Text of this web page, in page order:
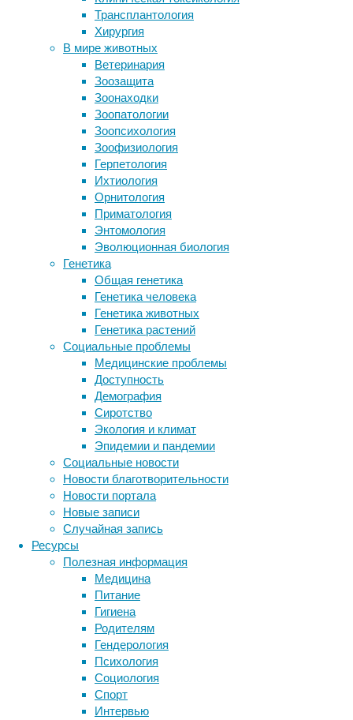
Трансплантология
Хирургия
В мире животных
Ветеринария
Зоозащита
Зоонаходки
Зоопатологии
Зоопсихология
Зоофизиология
Герпетология
Ихтиология
Орнитология
Приматология
Энтомология
Эволюционная биология
Генетика
Общая генетика
Генетика человека
Генетика животных
Генетика растений
Социальные проблемы
Медицинские проблемы
Доступность
Демография
Сиротство
Экология и климат
Эпидемии и пандемии
Социальные новости
Новости благотворительности
Новости портала
Новые записи
Случайная запись
Ресурсы
Полезная информация
Медицина
Питание
Гигиена
Родителям
Гендерология
Психология
Социология
Спорт
Интервью
20/09/2022
диабет,
медицина,
питание,
продукты,
эндокринология
Исследование
китайских
ученых,
проведенное
на
выборке
участием
более
чем
миллиона
человек,
показало,
что
употребление
черного
зеленого
чая,
также
улуна
значительно
снижает
риск
развития
диабета
второго
типа.
тарантулах, назвали в честь
Джеффа Дэниэлса
Выбор обоев в кухню
Как выбрать бинокль для
профессиональных и любительских
наблюдений
Новый подход к лечению ВИЧ
вызвал иммунный ответ у мышей
Следите за новостями
Метки